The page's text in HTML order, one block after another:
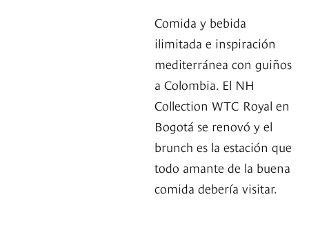
Comida y bebida
ilimitada e inspiración
mediterránea con guiños
a Colombia. El NH
Collection WTC Royal en
Bogotá se renovó y el
brunch es la estación que
todo amante de la buena
comida debería visitar.